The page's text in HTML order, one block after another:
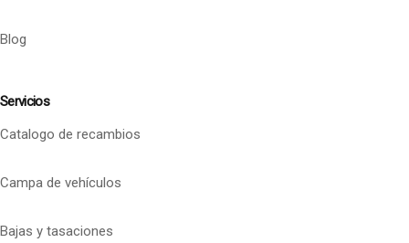
Blog
Servicios
Catalogo de recambios
Campa de vehículos
Bajas y tasaciones